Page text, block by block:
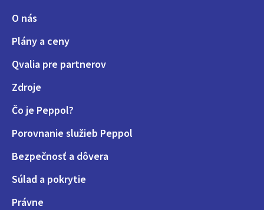
O nás
Plány a ceny
Qvalia pre partnerov
Zdroje
Čo je Peppol?
Porovnanie služieb Peppol
Bezpečnosť a dôvera
Súlad a pokrytie
Právne